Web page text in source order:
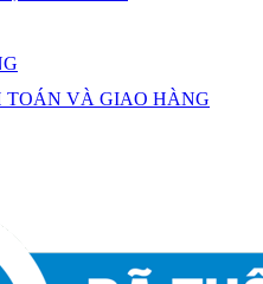
TOÁN VÀ GIAO HÀNG